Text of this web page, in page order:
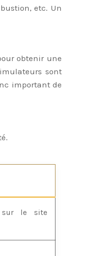
etc. Un
obtenir une
sont
important de
sur le site